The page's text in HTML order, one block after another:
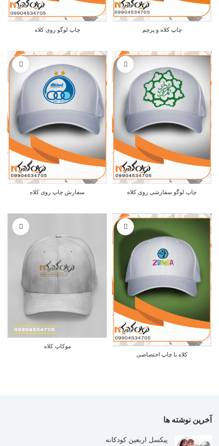
چاپ کلاه و پرچم چاپ لوگو روی کلاه
چاپ لوگو سفارشی روی کلاه سفارش چاپ روی کلاه
کلاه با چاپ اختصاصی
موکاپ کلاه
آخرین نوشته ها
پیکسل اربعین کودکانه